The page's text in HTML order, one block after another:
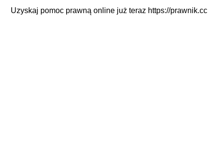
Uzyskaj pomoc prawną online już teraz https://prawnik.cc